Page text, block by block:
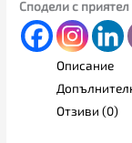
Сподели с приятел
Описание
Отзиви (0)